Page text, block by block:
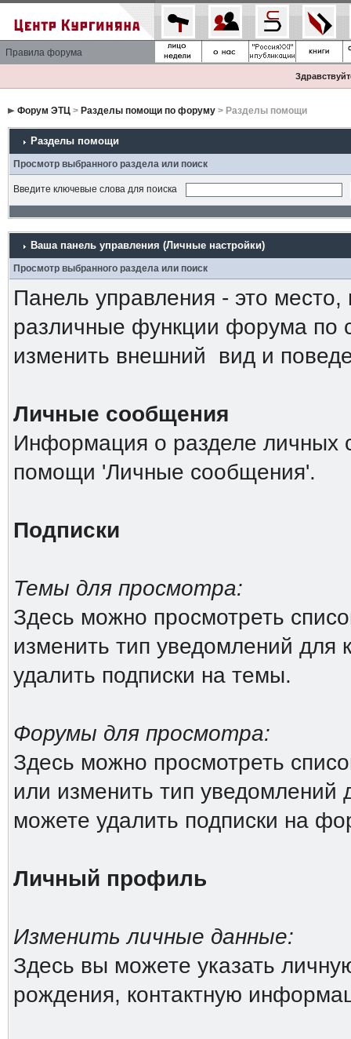
Правила форума
Форум ЭТЦ> Разделы помощи по форуму> Разделы помощи
Разделы помощи
Просмотр выбранного раздела или поиск
Введите ключевые слова для поиска
Ваша панель управления (Личные настройки)
Просмотр выбранного раздела или поиск
Панель управления - это
различные функции форума по
изменить внешний вид и
Личные сообщения
Информация о разделе личных
помощи 'Личные сообщения'.
Подписки
Темы для просмотра:
Здесь можно просмотреть
изменить тип уведомлений
удалить подписки на темы.
Форумы для просмотра:
Здесь можно просмотреть
или изменить тип
можете удалить подписки на
Личный профиль
Изменить личные данные:
Здесь вы можете указать
рождения, контактную